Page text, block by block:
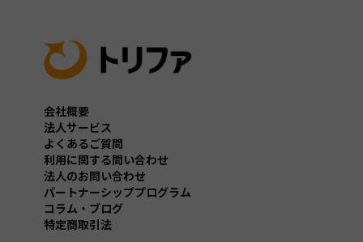
会社概要
法人サービス
よくあるご質問
利用に関する問い合わせ
法人のお問い合わせ
パートナーシッププログラム
コラム・ブログ
特定商取引法